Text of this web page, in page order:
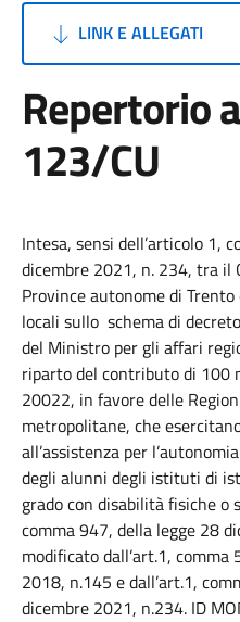
LINK E ALLEGATI
Repertorio
123/CU
Intesa, sensi dell’articolo 1,
dicembre 2021, n. 234, tra il
Province autonome di
locali sullo schema di
del Ministro per gli affari
riparto del contributo di 100
20022, in favore delle
metropolitane, che
all’assistenza per
degli alunni degli istituti di
grado con disabilità fisiche o
comma 947, della legge 28
modificato dall’art.1,
2018, n.145 e dall’art.1,
dicembre 2021, n.234. ID